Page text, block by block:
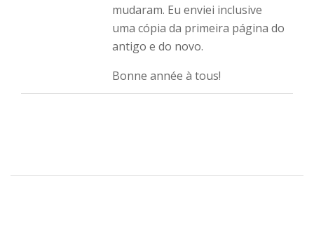
mudaram. Eu enviei inclusive
uma cópia da primeira página do
antigo e do novo.
Bonne année à tous!